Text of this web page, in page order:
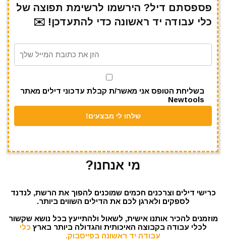
e
b
o
te
r
l
s
A
p
gr
a
m
e
פספסתם דיל? הירשמו לרשימת תפוצה של
כלי עבודה יד ראשונה כדי להתעדכן! ✉️
בשליחת הטופס אני מאשר/ת קבלת עדכוני דילים מאתר
Newtools
מי אנחנו?
כרישי דילים וצרכנים חכמים שמוכנים להפוך את הרשת, לנדנד
לספקים ולארגן לכם את הדילים השווים ביותר.
מוזמנים להכיר אותנו אישית, לשאול ולהתייעץ בכל נושא שקשור
לכלי עבודה בקבוצה האיכותית והגדולה ביותר בארץ כלי
עבודה יד ראשונה בפייסבוק.